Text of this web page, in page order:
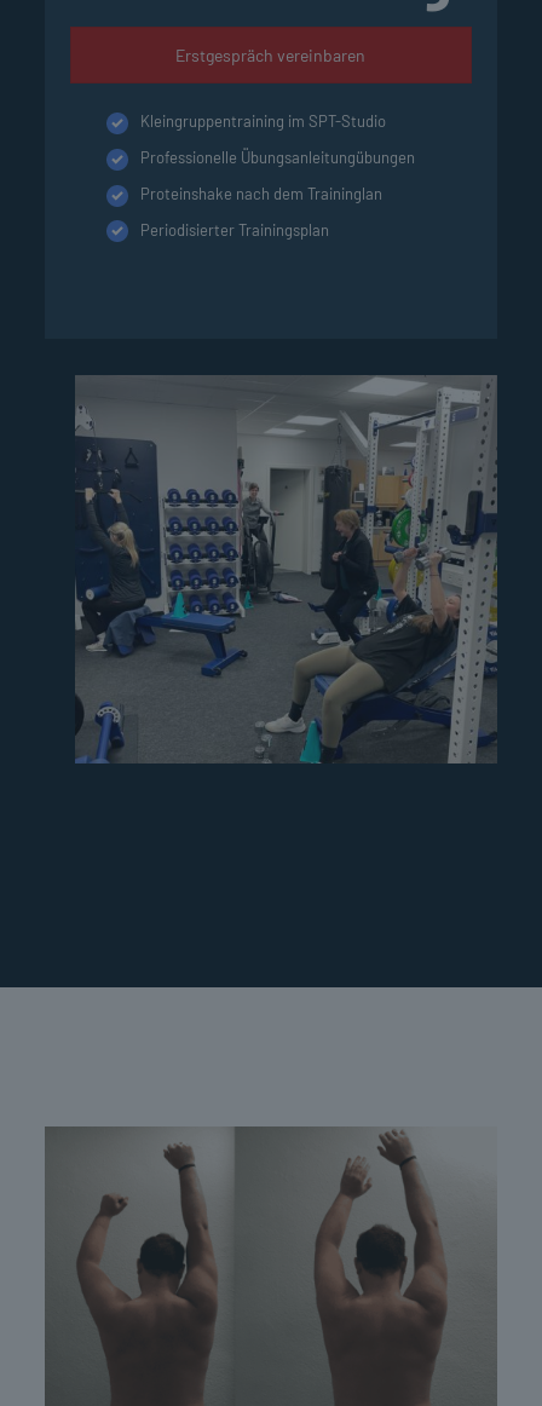
Erstgespräch vereinbaren
Kleingruppentraining im SPT-Studio
Professionelle Übungsanleitungübungen
Proteinshake nach dem Traininglan
Periodisierter Trainingsplan